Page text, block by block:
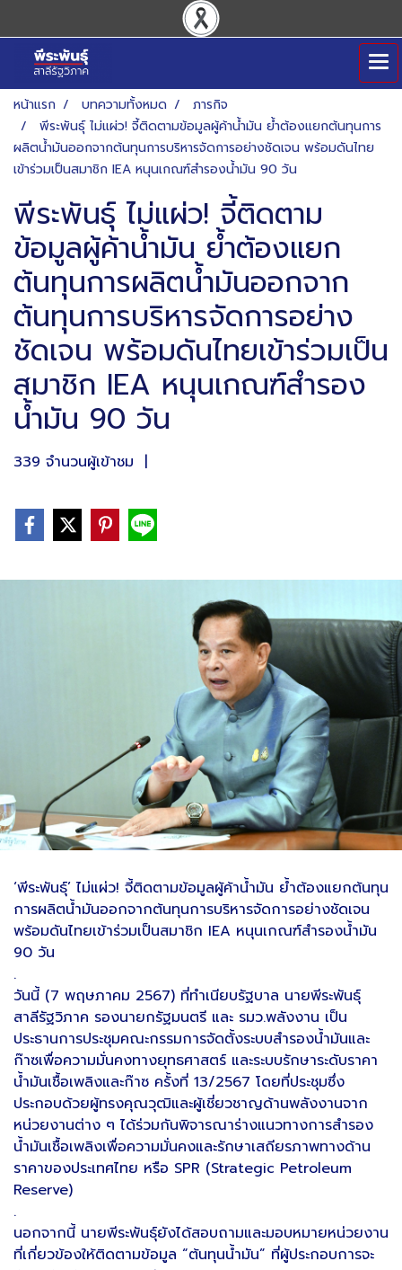
หน้าแรก บทความทั้งหมด
ภารกิจ
พีระพันธุ์ ไม่แผ่ว! จี้ติดตามข้อมูลผู้ค้าน้ำมัน ย้ำต้องแยกต้นทุนการ
ผลิตน้ำมันออกจากต้นทุนการบริหารจัดการอย่างชัดเจน พร้อมดันไทย
เข้าร่วมเป็นสมาชิก IEA หนุนเกณฑ์สำรองน้ำมัน 90 วัน
พีระพันธุ์ ไม่แผ่ว! จี้ติดตาม
ข้อมูลผู้ค้าน้ำมัน ย้ำต้องแยก
ต้นทุนการผลิตน้ำมันออกจาก
ต้นทุนการบริหารจัดการอย่าง
ชัดเจน พร้อมดันไทยเข้าร่วมเป็น
สมาชิก IEA หนุนเกณฑ์สำรอง
น้ำมัน 90 วัน
339 จำนวนผู้เข้าชม |
‘พีระพันธุ์’ ไม่แผ่ว! จี้ติดตามข้อมูลผู้ค้าน้ำมัน ย้ำต้องแยกต้นทุน
การผลิตน้ำมันออกจากต้นทุนการบริหารจัดการอย่างชัดเจน
พร้อมดันไทยเข้าร่วมเป็นสมาชิก IEA หนุนเกณฑ์สำรองน้ำมัน
90 วัน
.
วันนี้ (7 พฤษภาคม 2567) ที่ทำเนียบรัฐบาล นายพีระพันธุ์
สาลีรัฐวิภาค รองนายกรัฐมนตรี และ รมว.พลังงาน เป็น
ประธานการประชุมคณะกรรมการจัดตั้งระบบสำรองน้ำมันและ
ก๊าซเพื่อความมั่นคงทางยุทธศาสตร์ และระบบรักษาระดับราคา
น้ำมันเชื้อเพลิงและก๊าซ ครั้งที่ 13/2567 โดยที่ประชุมซึ่ง
ประกอบด้วยผู้ทรงคุณวุฒิและผู้เชี่ยวชาญด้านพลังงานจาก
หน่วยงานต่าง ๆ ได้ร่วมกันพิจารณาร่างแนวทางการสำรอง
น้ำมันเชื้อเพลิงเพื่อความมั่นคงและรักษาเสถียรภาพทางด้าน
ราคาของประเทศไทย หรือ SPR (Strategic Petroleum
Reserve)
.
นอกจากนี้ นายพีระพันธุ์ยังได้สอบถามและมอบหมายหน่วยงาน
ที่เกี่ยวข้องให้ติดตามข้อมูล “ต้นทุนน้ำมัน” ที่ผู้ประกอบการจะ